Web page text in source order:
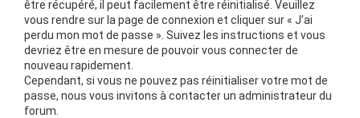
être récupéré, il peut facilement être réinitialisé. Veuillez
vous rendre sur la page de connexion et cliquer sur « J’ai
perdu mon mot de passe ». Suivez les instructions et vous
devriez être en mesure de pouvoir vous connecter de
nouveau rapidement.
Cependant, si vous ne pouvez pas réinitialiser votre mot de
passe, nous vous invitons à contacter un administrateur du
forum.